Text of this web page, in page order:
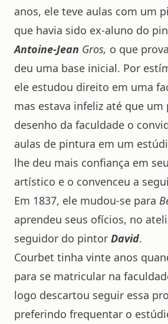
anos, ele teve aulas com um
que havia sido ex-aluno do
Antoine-Jean Gros, o que
deu uma base inicial. Por
ele estudou direito em uma
mas estava infeliz até que um
desenho da faculdade o
aulas de pintura em um
lhe deu mais confiança em
artístico e o convenceu a
Em 1837, ele mudou-se para
aprendeu seus ofícios, no
seguidor do pintor David.
Courbet tinha vinte anos
para se matricular na
logo descartou seguir essa
preferindo frequentar o